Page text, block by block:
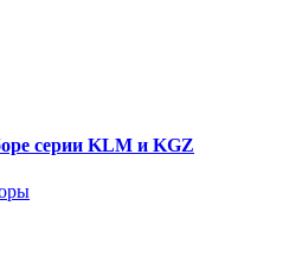
серии KLM и KGZ